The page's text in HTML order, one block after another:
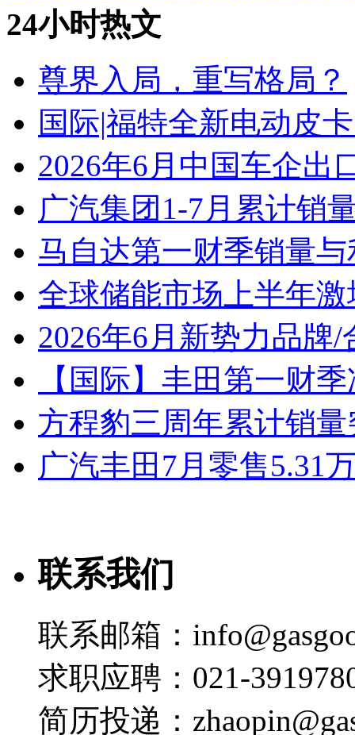
24小时热文
尊界入局，重写格局？
国际|福特全新电动皮
2026年6月中国车企出
广汽集团1-7月累计销
马自达第一财季销量
全球储能市场上半年激
2026年6月新势力品牌
【国际】丰田第一财
方程豹三周年累计销
广汽丰田7月零售5.31
联系我们
联系邮箱：
求职应聘：021-
简历投递：